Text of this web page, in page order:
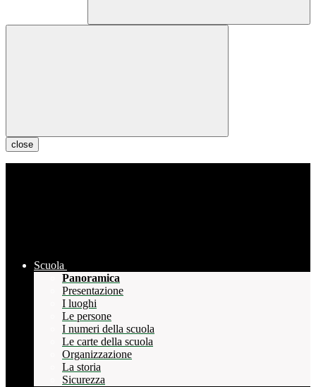
close
Scuola
Panoramica
Presentazione
I luoghi
Le persone
I numeri della scuola
Le carte della scuola
Organizzazione
La storia
Sicurezza